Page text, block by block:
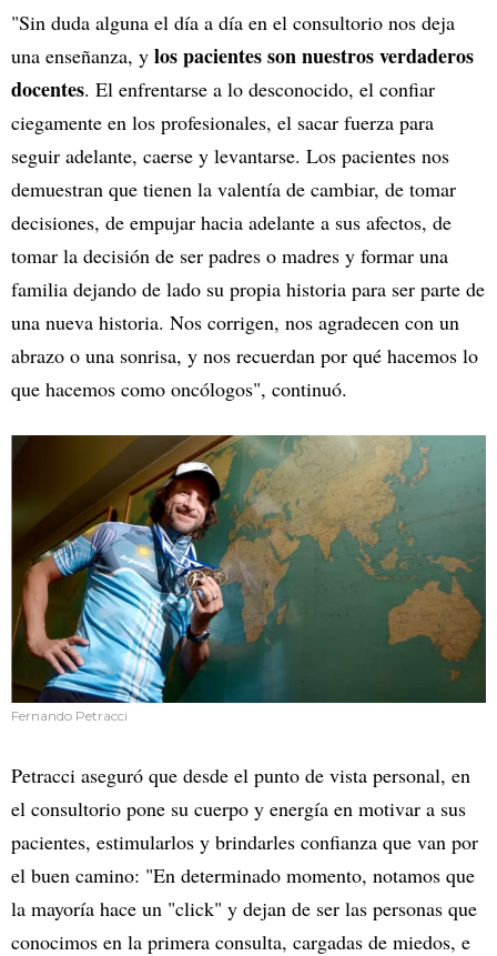
"Sin duda alguna el día a día en el consultorio nos deja
una enseñanza, y los pacientes son nuestros verdaderos
docentes. El enfrentarse a lo desconocido, el confiar
ciegamente en los profesionales, el sacar fuerza para
seguir adelante, caerse y levantarse. Los pacientes nos
demuestran que tienen la valentía de cambiar, de tomar
decisiones, de empujar hacia adelante a sus afectos, de
tomar la decisión de ser padres o madres y formar una
familia dejando de lado su propia historia para ser parte de
una nueva historia. Nos corrigen, nos agradecen con un
abrazo o una sonrisa, y nos recuerdan por qué hacemos lo
que hacemos como oncólogos", continuó.
Fernando Petracci
Petracci aseguró que desde el punto de vista personal, en
el consultorio pone su cuerpo y energía en motivar a sus
pacientes, estimularlos y brindarles confianza que van por
el buen camino: "En determinado momento, notamos que
la mayoría hace un "click" y dejan de ser las personas que
conocimos en la primera consulta, cargadas de miedos, e